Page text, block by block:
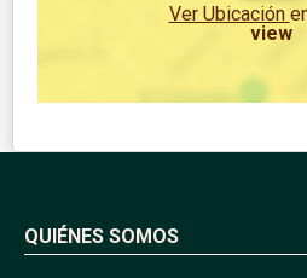
Ver Ubicación
view
QUIÉNES SOMOS